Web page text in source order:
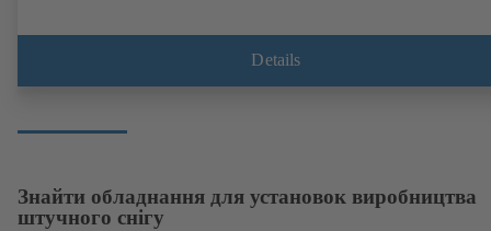
Details
Знайти обладнання для установок виробництва
штучного снігу